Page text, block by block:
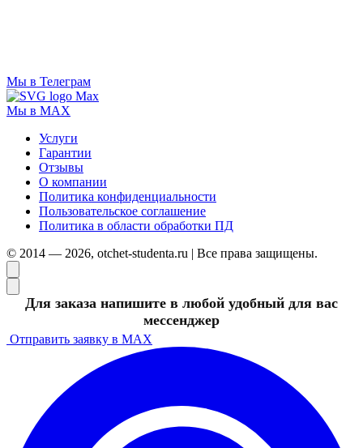
Мы в Телеграм
Мы в MAX
Услуги
Гарантии
Отзывы
О компании
Политика конфиденциальности
Пользовательское соглашение
Политика в области обработки ПД
© 2014 — 2026, otchet-studenta.ru | Все права защищены.
Для заказа напишите в любой удобный для вас
мессенджер
Отправить заявку в MAX